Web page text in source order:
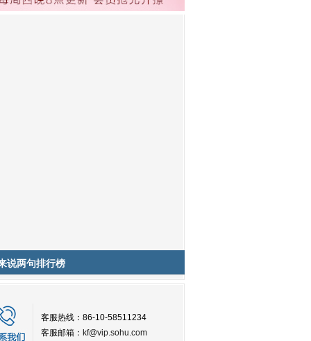
说两句排行榜
客服热线：86-10-58511234
客服邮箱： kf@vip.sohu.com